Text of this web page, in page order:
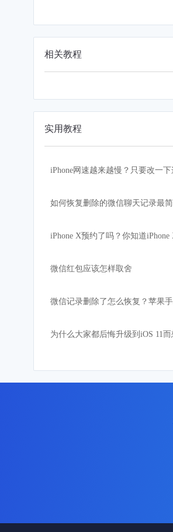
相关教程
实用教程
微信红包应该怎样取舍